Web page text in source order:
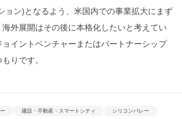
ョン)となるよう、米国内での事業拡大にまず
外展開はその後に本格化したいと考えてい
ョイントベンチャーまたはパートナーシップ
りです。
建設・不動産・スマートシティ シリコンバレー